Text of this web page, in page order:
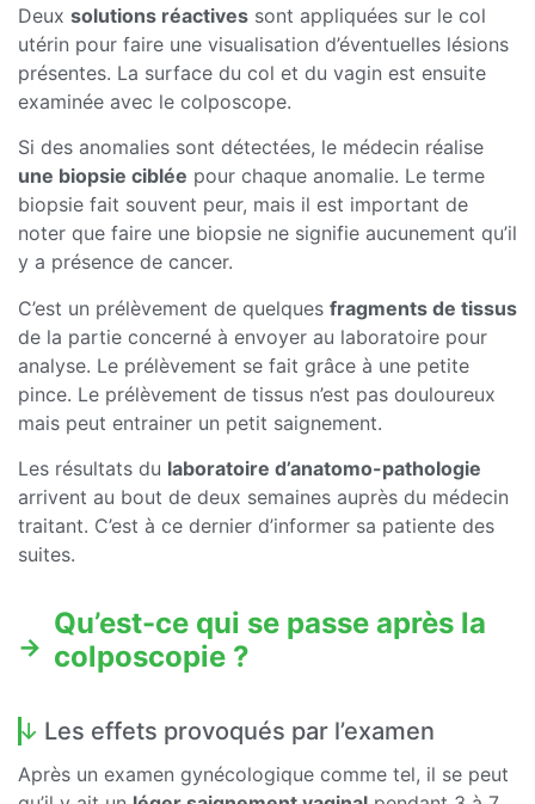
Deux solutions réactives sont appliquées sur le col
utérin pour faire une visualisation d’éventuelles lésions
présentes. La surface du col et du vagin est ensuite
examinée avec le colposcope.
Si des anomalies sont détectées, le médecin réalise
une biopsie ciblée pour chaque anomalie. Le terme
biopsie fait souvent peur, mais il est important de
noter que faire une biopsie ne signifie aucunement qu’il
y a présence de cancer.
C’est un prélèvement de quelques fragments de tissus
de la partie concerné à envoyer au laboratoire pour
analyse. Le prélèvement se fait grâce à une petite
pince. Le prélèvement de tissus n’est pas douloureux
mais peut entrainer un petit saignement.
Les résultats du laboratoire d’anatomo-pathologie
arrivent au bout de deux semaines auprès du médecin
traitant. C’est à ce dernier d’informer sa patiente des
suites.
Qu’est-ce qui se passe après la
colposcopie ?
Les effets provoqués par l’examen
Après un examen gynécologique comme tel, il se peut